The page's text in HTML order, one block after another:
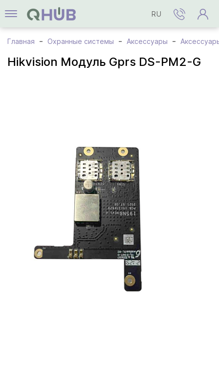
RU
Главная Охранные системы Аксессуары
Hikvision Модуль Gprs DS-PM2-G